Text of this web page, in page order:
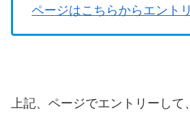
ページはこちらからエント
上記、ページでエントリーして、